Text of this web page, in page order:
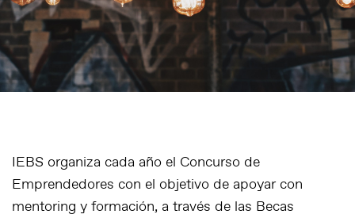
IEBS organiza cada año el Concurso de
Emprendedores con el objetivo de apoyar con
mentoring y formación, a través de las Becas